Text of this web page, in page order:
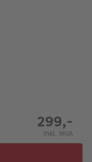
299,-
Inkl. MVA